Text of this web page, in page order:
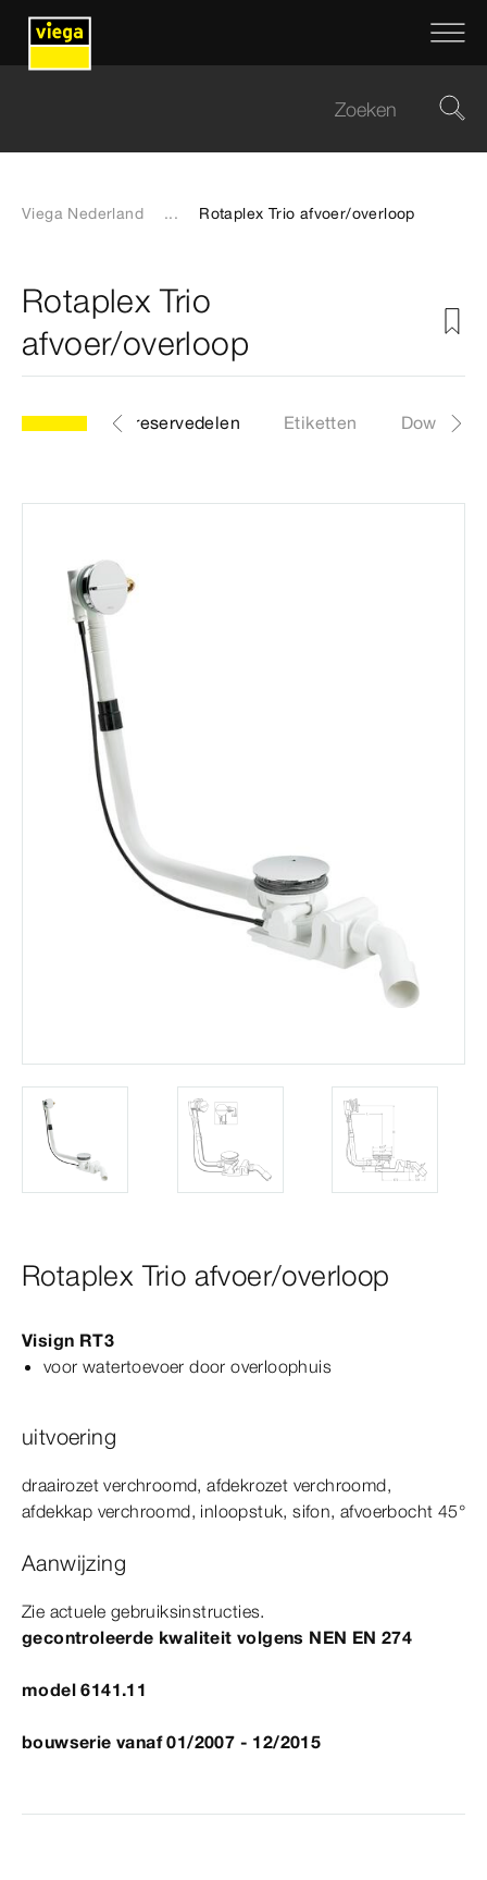
Viega Nederland ... Rotaplex Trio afvoer/overloop
Rotaplex Trio
afvoer/overloop
Lijst met reservedelen Etiketten
Rotaplex Trio afvoer/overloop
Visign RT3
voor watertoevoer door overloophuis
uitvoering
draairozet verchroomd, afdekrozet verchroomd,
afdekkap verchroomd, inloopstuk, sifon, afvoerbocht 45°
Aanwijzing
Zie actuele gebruiksinstructies.
gecontroleerde kwaliteit volgens NEN EN 274
model 6141.11
bouwserie vanaf 01/2007 - 12/2015